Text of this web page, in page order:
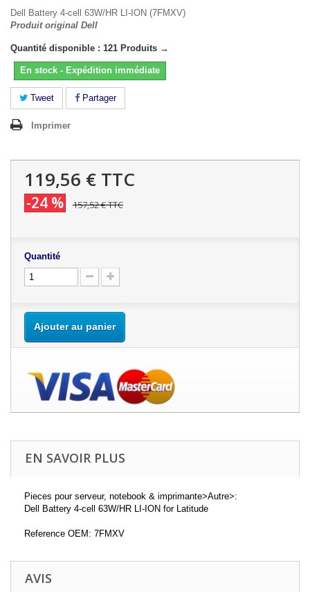
Dell Battery 4-cell 63W/HR LI-ION (7FMXV)
Produit original Dell
Quantité disponible : 121 Produits →
En stock - Expédition immédiate
Tweet Partager
Imprimer
119,56 € TTC
-24 % 157,52 €TTC
Quantité
Ajouter au panier
EN SAVOIR PLUS
Pieces pour serveur, notebook & imprimante>Autre>:
Dell Battery 4-cell 63W/HR LI-ION for Latitude
Reference OEM: 7FMXV
AVIS